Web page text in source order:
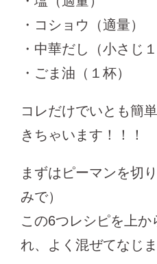
・コショウ（適量）
・中華だし（小さじ１
・ごま油（１杯）
コレだけでいとも簡
きちゃいます！！！
まずはピーマンを切
みで）
この6つレシピを上か
れ、よく混ぜてなじま